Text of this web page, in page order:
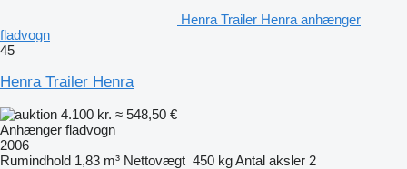
Henra Trailer Henra anhænger
fladvogn
45
Henra Trailer Henra
4.100 kr. ≈ 548,50 €
Anhænger fladvogn
2006
Rumindhold 1,83 m³ Nettovægt 450 kgAntal aksler 2